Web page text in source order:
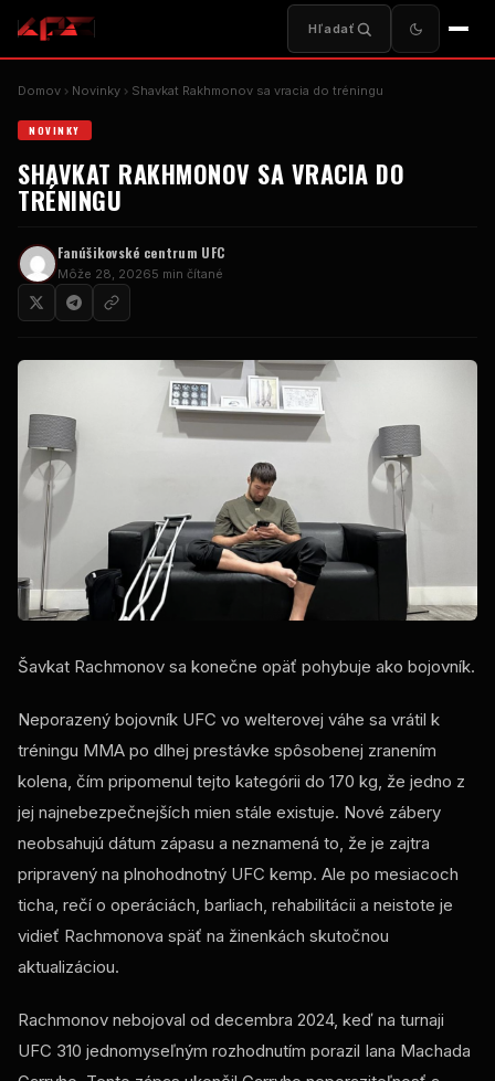
Hľadať
Domov Novinky Shavkat Rakhmonov sa vracia do tréningu
NOVINKY
SHAVKAT RAKHMONOV SA VRACIA DO
TRÉNINGU
Fanúšikovské centrum UFC
Môže 28, 20265 min čítané
Šavkat Rachmonov sa konečne opäť pohybuje ako bojovník.
Neporazený bojovník UFC vo welterovej váhe sa vrátil k
tréningu MMA po dlhej prestávke spôsobenej zranením
kolena, čím pripomenul tejto kategórii do 170 kg, že jedno z
jej najnebezpečnejších mien stále existuje. Nové zábery
neobsahujú dátum zápasu a neznamená to, že je zajtra
pripravený na plnohodnotný UFC kemp. Ale po mesiacoch
ticha, rečí o operáciách, barliach, rehabilitácii a neistote je
vidieť Rachmonova späť na žinenkách skutočnou
aktualizáciou.
Rachmonov nebojoval od decembra 2024, keď na turnaji
UFC 310 jednomyseľným rozhodnutím porazil Iana Machada